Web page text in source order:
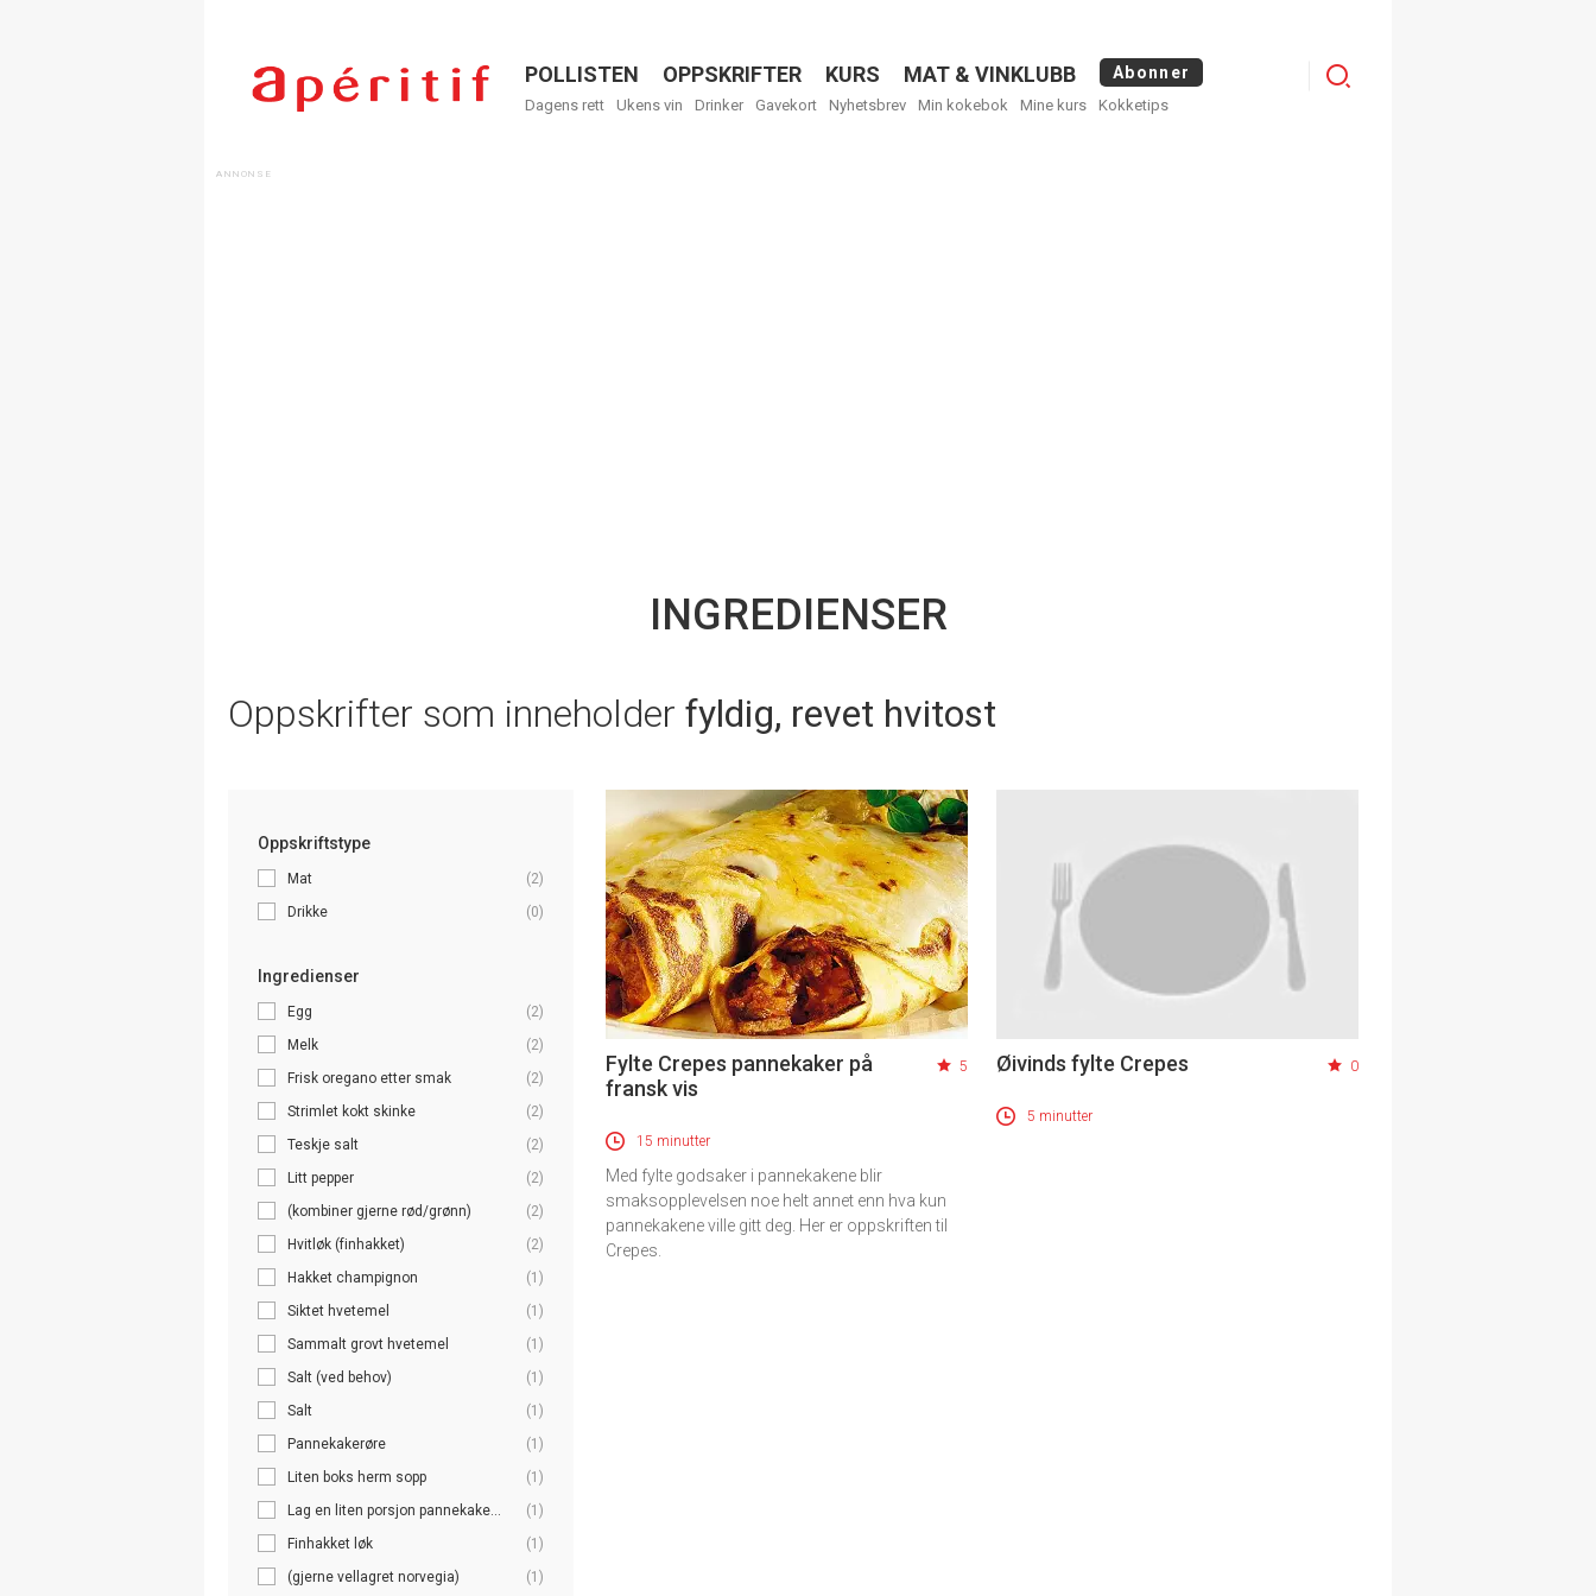
Menu
POLLISTEN OPPSKRIFTER KURS MAT & VINKLUBB Abonner
Dagens rett Ukens vin Drinker Gavekort Nyhetsbrev Min kokebok Mine kurs Kokketips
Logg
INGREDIENSER
Oppskrifter som inneholder fyldig, revet hvitost
Oppskriftstype
Mat
(2)
Drikke
(0)
Ingredienser
Egg
(2)
Melk
(2)
Frisk oregano etter smak
(2)
Strimlet kokt skinke
(2)
Teskje salt
(2)
Litt pepper
(2)
(kombiner gjerne rød/grønn)
(2)
Hvitløk (finhakket)
(2)
Hakket champignon
(1)
Siktet hvetemel
(1)
Sammalt grovt hvetemel
(1)
Salt (ved behov)
(1)
Salt
(1)
Pannekakerøre
(1)
Liten boks herm sopp
(1)
Lag en liten porsjon pannekake...
(1)
Finhakket løk
(1)
(gjerne vellagret norvegia)
(1)
Fylte Crepes pannekaker på
fransk vis
5
15 minutter
Med fylte godsaker i pannekakene blir
smaksopplevelsen noe helt annet enn hva kun
pannekakene ville gitt deg. Her er oppskriften til
Crepes.
Øivinds fylte Crepes 0
5 minutter